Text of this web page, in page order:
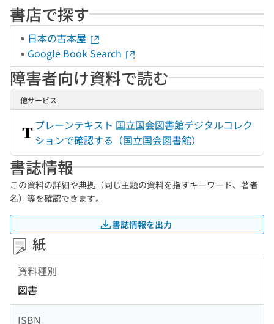
書店で探す
日本の古本屋
Google Book Search
障害者向け資料で読む
他サービス
プレーンテキスト 国立国会図書館デジタルコレク
ションで確認する（国立国会図書館）
書誌情報
この資料の詳細や典拠（同じ主題の資料を指すキーワード、著者
名）等を確認できます。
書誌情報を出力
紙
資料種別
図書
ISBN